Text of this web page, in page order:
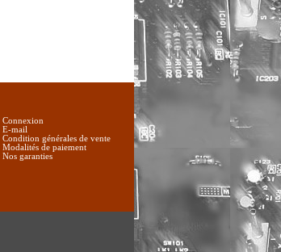
Connexion
E-mail
Condition générales de vente
Modalités de paiement
Nos garanties